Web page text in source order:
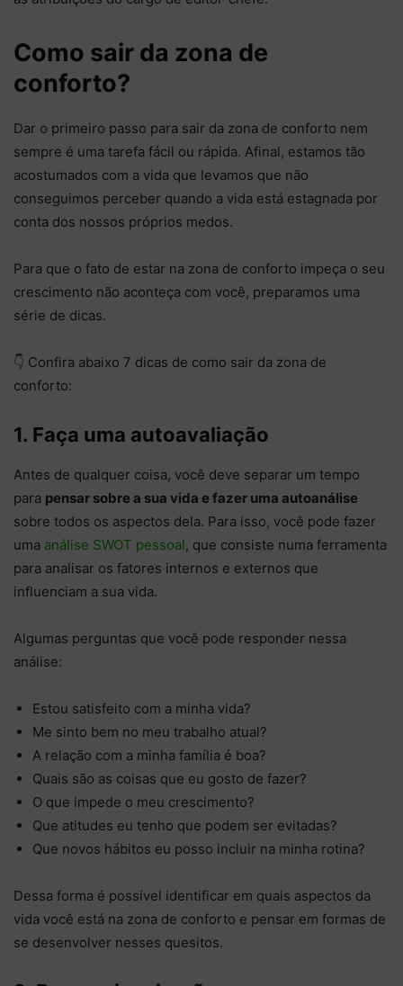
Como sair da zona de
conforto?
Dar o primeiro passo para sair da zona de conforto nem
sempre é uma tarefa fácil ou rápida. Afinal, estamos tão
acostumados com a vida que levamos que não
conseguimos perceber quando a vida está estagnada por
conta dos nossos próprios medos.
Para que o fato de estar na zona de conforto impeça o seu
crescimento não aconteça com você, preparamos uma
série de dicas.
👇 Confira abaixo 7 dicas de como sair da zona de
conforto:
1. Faça uma autoavaliação
Antes de qualquer coisa, você deve separar um tempo
para pensar sobre a sua vida e fazer uma autoanálise
sobre todos os aspectos dela. Para isso, você pode fazer
uma análise SWOT pessoal, que consiste numa ferramenta
para analisar os fatores internos e externos que
influenciam a sua vida.
Algumas perguntas que você pode responder nessa
análise:
Estou satisfeito com a minha vida?
Me sinto bem no meu trabalho atual?
A relação com a minha família é boa?
Quais são as coisas que eu gosto de fazer?
O que impede o meu crescimento?
Que atitudes eu tenho que podem ser evitadas?
Que novos hábitos eu posso incluir na minha rotina?
Dessa forma é possível identificar em quais aspectos da
vida você está na zona de conforto e pensar em formas de
se desenvolver nesses quesitos.